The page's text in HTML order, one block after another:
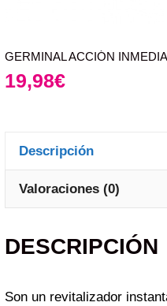
GERMINAL ACCIÓN
19,98€
Descripción
Valoraciones (0)
DESCRIPCIÓN
Son un revitalizador